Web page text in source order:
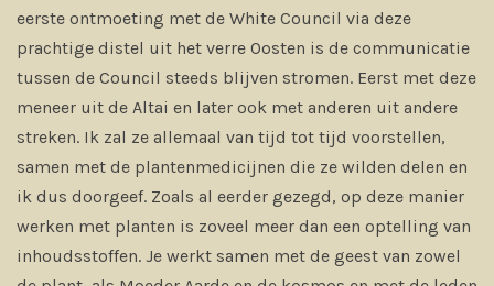
eerste ontmoeting met de White Council via deze
prachtige distel uit het verre Oosten is de communicatie
tussen de Council steeds blijven stromen. Eerst met deze
meneer uit de Altai en later ook met anderen uit andere
streken. Ik zal ze allemaal van tijd tot tijd voorstellen,
samen met de plantenmedicijnen die ze wilden delen en
ik dus doorgeef. Zoals al eerder gezegd, op deze manier
werken met planten is zoveel meer dan een optelling van
inhoudsstoffen. Je werkt samen met de geest van zowel